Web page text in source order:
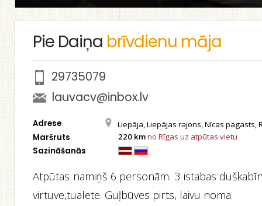
Pie Daiņa brīvdienu māja
29735079
lauvacv@inbox.lv
Adrese Liepāja, Liepājas rajons, Nīcas pagasts,
Maršruts 220 kmno Rīgas uz atpūtas vietu
Sazināšanās
Atpūtas namiņš 6 personām. 3 istabas
virtuve,tualete. Guļbūves pirts, laivu noma.